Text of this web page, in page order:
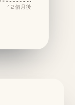
12 個月後